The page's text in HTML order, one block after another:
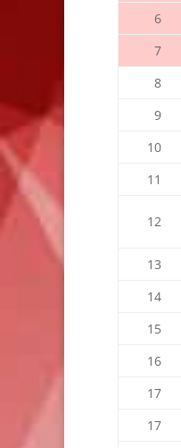
6
7
8
9
10
11
12
13
14
15
16
17
17